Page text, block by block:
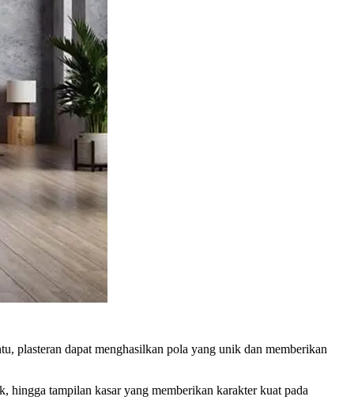
plasteran dapat menghasilkan pola yang unik dan memberikan
hingga tampilan kasar yang memberikan karakter kuat pada